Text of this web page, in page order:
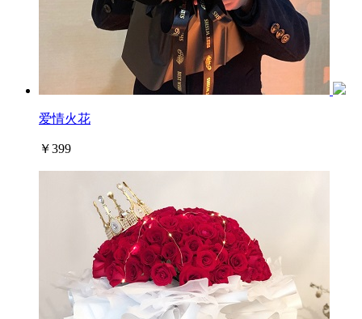
爱情火花
￥399